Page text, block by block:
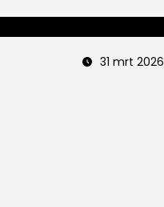
31 mrt 2026